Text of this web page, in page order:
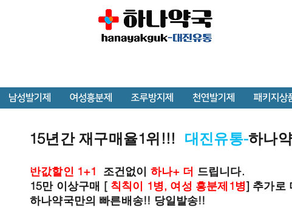
남성발기제 여성흥분제 조루방지제 천연발기제 패키지상
15년간 재구매율1위!!! 대진유통-하나
반값할인 1+1 조건없이 하나+ 더 드립니다.
15만 이상구매 [ 칙칙이 1병, 여성 흥분제1병] 추가로
하나약국만의 빠른배송!! 당일발송!!